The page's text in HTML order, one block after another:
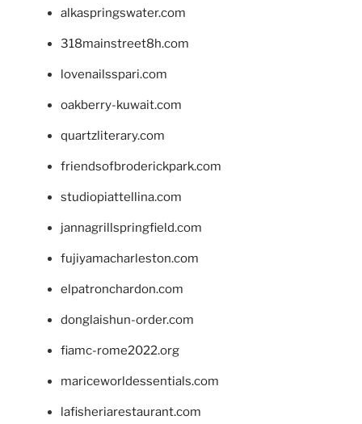
alkaspringswater.com
318mainstreet8h.com
lovenailsspari.com
oakberry-kuwait.com
quartzliterary.com
friendsofbroderickpark.com
studiopiattellina.com
jannagrillspringfield.com
fujiyamacharleston.com
elpatronchardon.com
donglaishun-order.com
fiamc-rome2022.org
mariceworldessentials.com
lafisheriarestaurant.com